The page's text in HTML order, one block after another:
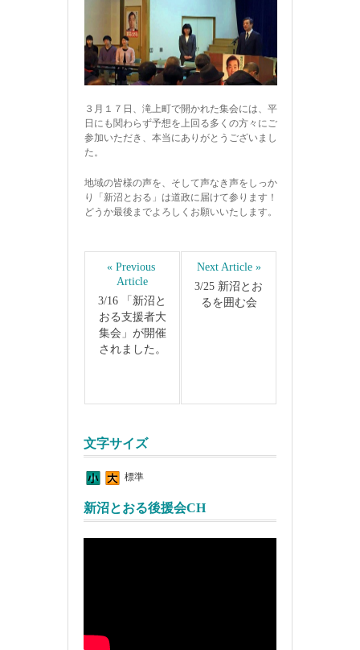
３月１７日、滝上町で開かれた集会には、平
日にも関わらず予想を上回る多くの方々にご
参加いただき、本当にありがとうございまし
た。
地域の皆様の声を、そして声なき声をしっか
り「新沼とおる」は道政に届けて参ります！
どうか最後までよろしくお願いいたします。
« Previous
Article
3/16 「新沼と
おる支援者大
集会」が開催
されました。
Next Article »
3/25 新沼とお
るを囲む会
文字サイズ
標準
新沼とおる後援会CH